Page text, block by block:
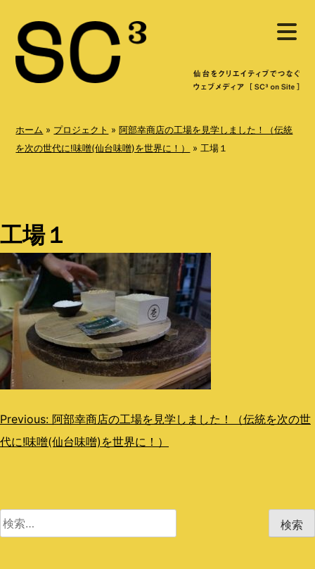
t
メ
ニ
を
開
く
ホーム » プロジェクト »阿部幸商店の工場を見学しました！（伝統
を次の世代に!味噌(仙台味噌)を世界に！）
» 工場１
工場１
投
稿
ゲ
Previous: 阿部幸商店の工場を見学しました！（伝統を次の世
代に!味噌(仙台味噌)を世界に！）
検